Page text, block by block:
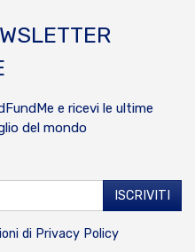
e ricevi le ultime
del mondo
di Privacy Policy